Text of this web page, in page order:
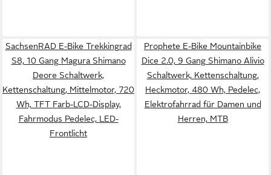
SachsenRAD E-Bike Trekkingrad
S8, 10 Gang Magura Shimano
Deore Schaltwerk,
Kettenschaltung, Mittelmotor, 720
Wh, TFT Farb-LCD-Display,
Fahrmodus Pedelec, LED-
Frontlicht
Prophete E-Bike Mountainbike
Dice 2.0, 9 Gang Shimano Alivio
Schaltwerk, Kettenschaltung,
Heckmotor, 480 Wh, Pedelec,
Elektrofahrrad für Damen und
Herren, MTB